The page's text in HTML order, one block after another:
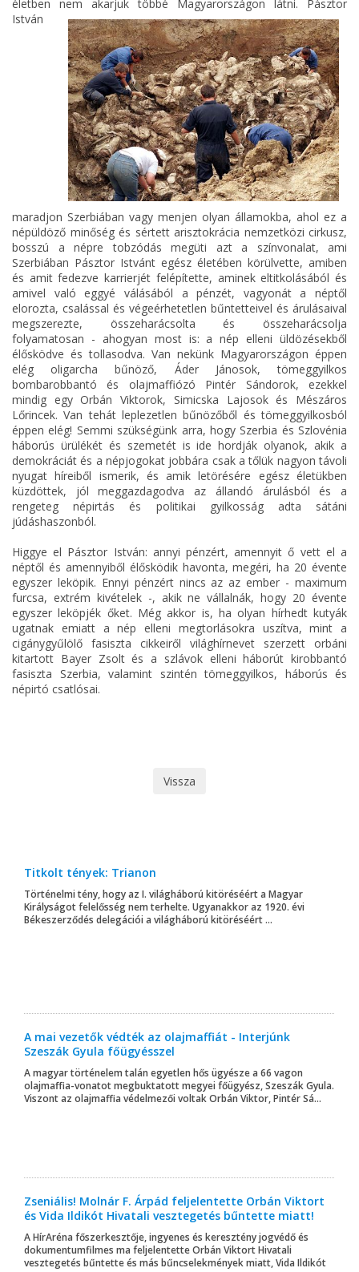
életben nem akarjuk többé Magyarországon látni. Pásztor
István
maradjon Szerbiában vagy menjen olyan államokba, ahol ez a
népüldöző minőség és sértett arisztokrácia nemzetközi cirkusz,
bosszú a népre tobzódás megüti azt a színvonalat, ami
Szerbiában Pásztor Istvánt egész életében körülvette, amiben
és amit fedezve karrierjét felépítette, aminek eltitkolásából és
amivel való eggyé válásából a pénzét, vagyonát a néptől
elorozta, csalással és végeérhetetlen bűntetteivel és árulásaival
megszerezte, összeharácsolta és összeharácsolja
folyamatosan - ahogyan most is: a nép elleni üldözésekből
élősködve és tollasodva. Van nekünk Magyarországon éppen
elég oligarcha bűnöző, Áder Jánosok, tömeggyilkos
bombarobbantó és olajmaffiózó Pintér Sándorok, ezekkel
mindig egy Orbán Viktorok, Simicska Lajosok és Mészáros
Lőrincek. Van tehát leplezetlen bűnözőből és tömeggyilkosból
éppen elég! Semmi szükségünk arra, hogy Szerbia és Szlovénia
háborús ürülékét és szemetét is ide hordják olyanok, akik a
demokráciát és a népjogokat jobbára csak a tőlük nagyon távoli
nyugat híreiből ismerik, és amik letörésére egész életükben
küzdöttek, jól meggazdagodva az állandó árulásból és a
rengeteg népirtás és politikai gyilkosság adta sátáni
júdáshaszonból.
Higgye el Pásztor István: annyi pénzért, amennyit ő vett el a
néptől és amennyiből élősködik havonta, megéri, ha 20 évente
egyszer leköpik. Ennyi pénzért nincs az az ember - maximum
furcsa, extrém kivételek -, akik ne vállalnák, hogy 20 évente
egyszer leköpjék őket. Még akkor is, ha olyan hírhedt kutyák
ugatnak emiatt a nép elleni megtorlásokra uszítva, mint a
cigánygyűlölő fasiszta cikkeiről világhírnevet szerzett orbáni
kitartott Bayer Zsolt és a szlávok elleni háborút kirobbantó
fasiszta Szerbia, valamint szintén tömeggyilkos, háborús és
népirtó csatlósai.
Vissza
Titkolt tények: Trianon
Történelmi tény, hogy az I. világháború kitöréséért a Magyar
Királyságot felelősség nem terhelte. Ugyanakkor az 1920. évi
Békeszerződés delegációi a világháború kitöréséért ...
A mai vezetők védték az olajmaffiát - Interjúnk
Szeszák Gyula főügyésszel
A magyar történelem talán egyetlen hős ügyésze a 66 vagon
olajmaffia-vonatot megbuktatott megyei főügyész, Szeszák Gyula.
Viszont az olajmaffia védelmezői voltak Orbán Viktor, Pintér Sá...
Zseniális! Molnár F. Árpád feljelentette Orbán Viktort
és Vida Ildikót Hivatali vesztegetés bűntette miatt!
A HírAréna főszerkesztője, ingyenes és keresztény jogvédő és
dokumentumfilmes ma feljelentette Orbán Viktort Hivatali
vesztegetés bűntette és más bűncselekmények miatt, Vida Ildikót